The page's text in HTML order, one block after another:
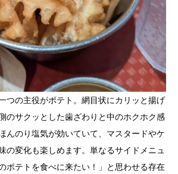
つの主役がポテト。網目状にカリッと揚げ
のサクッとした歯ざわりと中のホクホク感
んのり塩気が効いていて、マスタードやケ
の変化も楽しめます。単なるサイドメニュ
ポテトを食べに来たい！」と思わせる存在